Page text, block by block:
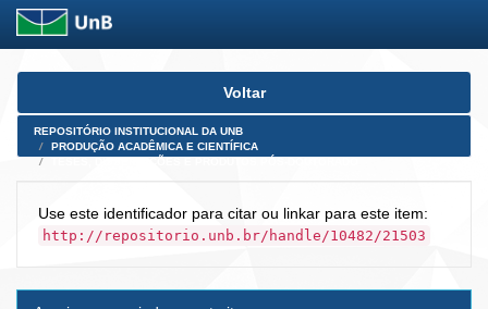
Skip
Voltar
REPOSITÓRIO INSTITUCIONAL DA UNB
PRODUÇÃO ACADÊMICA E CIENTÍFICA
Use este identificador para citar ou linkar para este item:
http://repositorio.unb.br/handle/10482/21503